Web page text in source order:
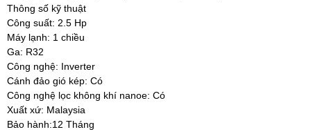
Thông số kỹ thuật
Công suất: 2.5 Hp
Máy lạnh: 1 chiều
Ga: R32
Công nghệ: Inverter
Cánh đảo gió kép: Có
Công nghệ lọc không khí nanoe: Có
Xuất xứ: Malaysia
Bảo hành:12 Tháng